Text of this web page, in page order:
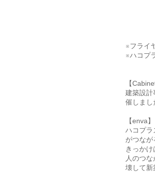
※フライ
※ハコプ
【
建築設計
催しまし
【enva】
ハコプラ
がつなが
きっか
人のつ
壊して新